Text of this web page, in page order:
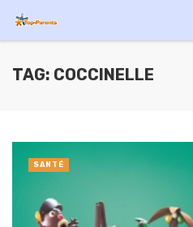
TAG: COCCINELLE
SANTÉ